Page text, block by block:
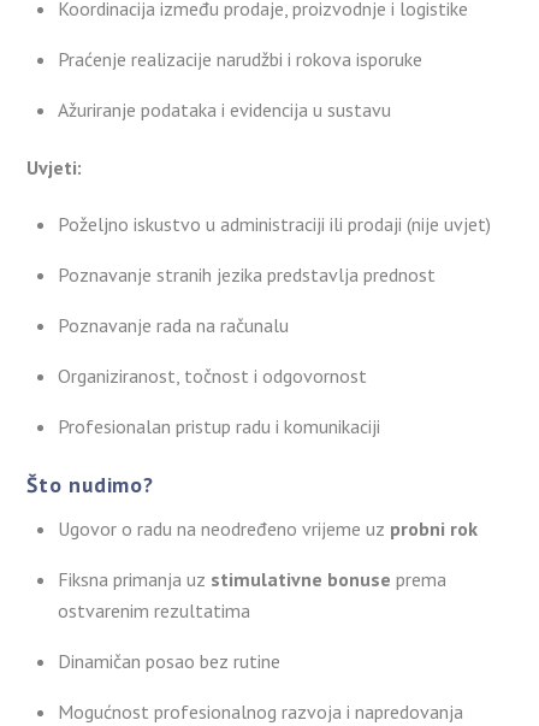
Koordinacija između prodaje, proizvodnje i logistike
Praćenje realizacije narudžbi i rokova isporuke
Ažuriranje podataka i evidencija u sustavu
Uvjeti:
Poželjno iskustvo u administraciji ili prodaji (nije uvjet)
Poznavanje stranih jezika predstavlja prednost
Poznavanje rada na računalu
Organiziranost, točnost i odgovornost
Profesionalan pristup radu i komunikaciji
Što nudimo?
Ugovor o radu na neodređeno vrijeme uz probni rok
Fiksna primanja uz stimulativne bonuse prema
ostvarenim rezultatima
Dinamičan posao bez rutine
Mogućnost profesionalnog razvoja i napredovanja